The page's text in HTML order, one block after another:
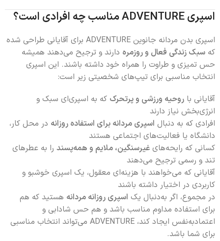
اسپری ADVENTURE مناسب چه افرادی است؟
اسپری بدن مردانه جانوین ADVENTURE برای آقایانی طراحی شده
که سبک زندگی فعال و روزمره دارند و ترجیح می‌دهند همیشه
حس تمیزی و طراوت را همراه خود داشته باشند. این اسپری
انتخاب مناسبی برای تیپ‌های شخصیتی زیر است:
آقایانی با روحیه ورزشی و پرتحرک که به اسپری‌ای سبک و
انرژی‌بخش نیاز دارند
افرادی که به دنبال اسپری مردانه برای استفاده روزانه در محل کار،
دانشگاه یا فعالیت‌های اجتماعی هستند
کسانی که رایحه‌های غیرسنگین، ملایم و همه‌پسند را به عطرهای
تند و رسمی ترجیح می‌دهند
آقایانی که می‌خواهند با هزینه‌ای معقول، یک اسپری خوشبو و
کاربردی در اختیار داشته باشند
در مجموع، اگر به‌دنبال یک اسپری روزانه مردانه هستید که هم
برای استفاده مداوم مناسب باشد و هم حس شادابی و
اعتمادبه‌نفس ایجاد کند، ADVENTURE می‌تواند انتخاب مناسبی
برای شما باشد.